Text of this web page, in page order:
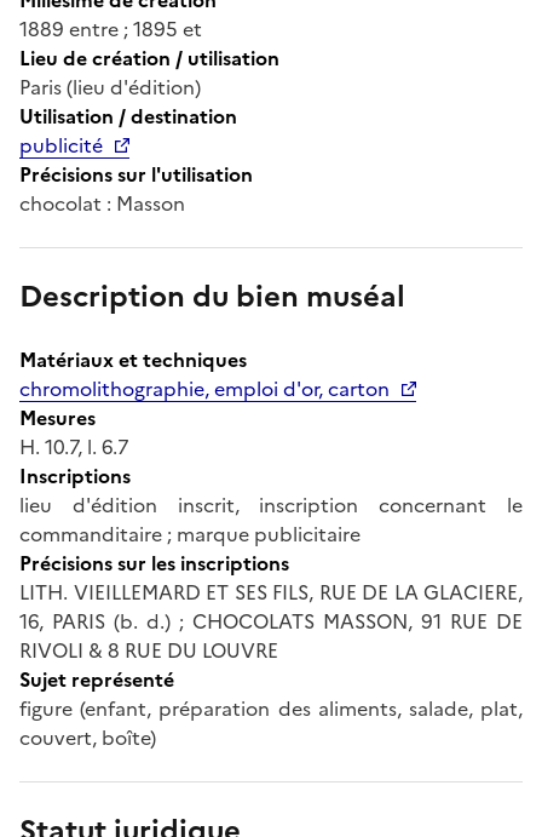
1889 entre ; 1895 et
Lieu de création / utilisation
Paris (lieu d'édition)
Utilisation / destination
publicité
Précisions sur l'utilisation
chocolat : Masson
Description du bien muséal
Matériaux et techniques
chromolithographie, emploi d'or, carton
Mesures
H. 10.7, l. 6.7
Inscriptions
lieu d'édition inscrit, inscription concernant le
commanditaire ; marque publicitaire
Précisions sur les inscriptions
LITH. VIEILLEMARD ET SES FILS, RUE DE LA GLACIERE,
16, PARIS (b. d.) ; CHOCOLATS MASSON, 91 RUE DE
RIVOLI & 8 RUE DU LOUVRE
Sujet représenté
figure (enfant, préparation des aliments, salade, plat,
couvert, boîte)